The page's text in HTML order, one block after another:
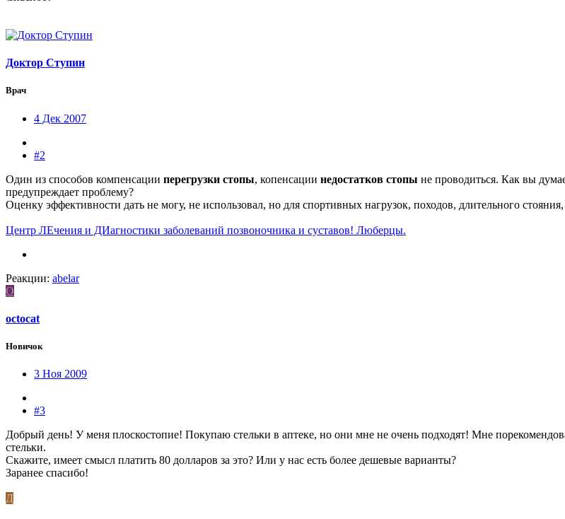
Доктор Ступин
Врач
4 Дек 2007
#2
Один из способов компенсации перегрузки стопы, копенсации недостатков стопы не проводиться. Как вы
предупреждает проблему?
Оценку эффективности дать не могу, не использовал, но для спортивных нагрузок, походов, длительного
Центр ЛЕчения и ДИагностики заболеваний позвоночника и суставов! Люберцы.
Реакции: abelar
O
octocat
Новичок
3 Ноя 2009
#3
Добрый день! У меня плоскостопие! Покупаю стельки в аптеке, но они мне не очень подходят! Мне
стельки.
Скажите, имеет смысл платить 80 долларов за это? Или у нас есть более дешевые варианты?
Заранее спасибо!
Д